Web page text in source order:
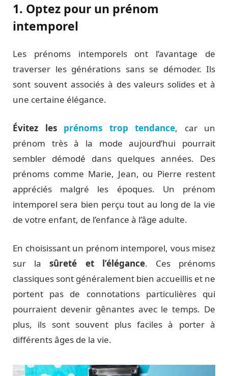
1. Optez pour un prénom
intemporel
Les prénoms intemporels ont l’avantage de
traverser les générations sans se démoder. Ils
sont souvent associés à des valeurs solides et à
une certaine élégance.
Évitez les prénoms trop tendance, car un
prénom très à la mode aujourd’hui pourrait
sembler démodé dans quelques années. Des
prénoms comme Marie, Jean, ou Pierre restent
appréciés malgré les époques. Un prénom
intemporel sera bien perçu tout au long de la vie
de votre enfant, de l’enfance à l’âge adulte.
En choisissant un prénom intemporel, vous misez
sur lasûreté et l’élégance. Ces prénoms
classiques sont généralement bien accueillis et ne
portent pas de connotations particulières qui
pourraient devenir gênantes avec le temps. De
plus, ils sont souvent plus faciles à porter à
différents âges de la vie.